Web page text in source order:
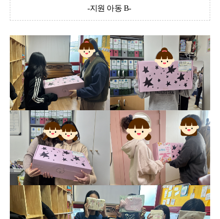
-지원 아동 B-